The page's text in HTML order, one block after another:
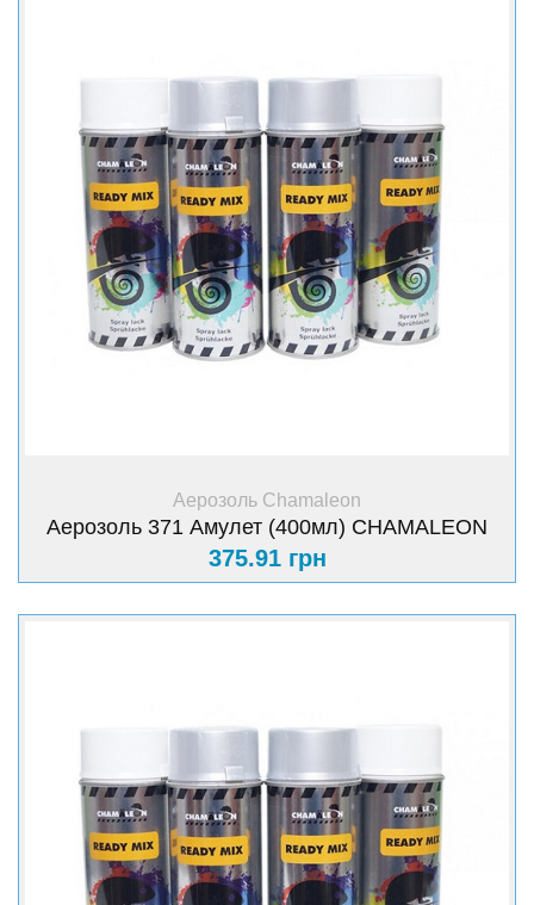
+ Купити
Аерозоль Chamaleon
Аерозоль 371 Амулет (400мл) CHAMАLEON
375.91 грн